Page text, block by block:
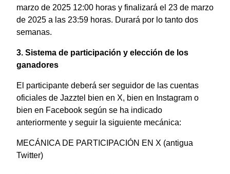
marzo de 2025 12:00 horas y finalizará el 23 de marzo
de 2025 a las 23:59 horas. Durará por lo tanto dos
semanas.
3. Sistema de participación y elección de los
ganadores
El participante deberá ser seguidor de las cuentas
oficiales de Jazztel bien en X, bien en Instagram o
bien en Facebook según se ha indicado
anteriormente y seguir la siguiente mecánica:
MECÁNICA DE PARTICIPACIÓN EN X (antigua
Twitter)